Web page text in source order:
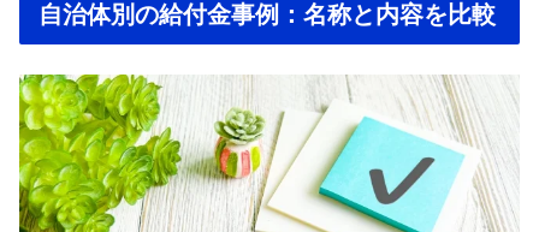
自治体別の給付金事例：名称と内容を比較